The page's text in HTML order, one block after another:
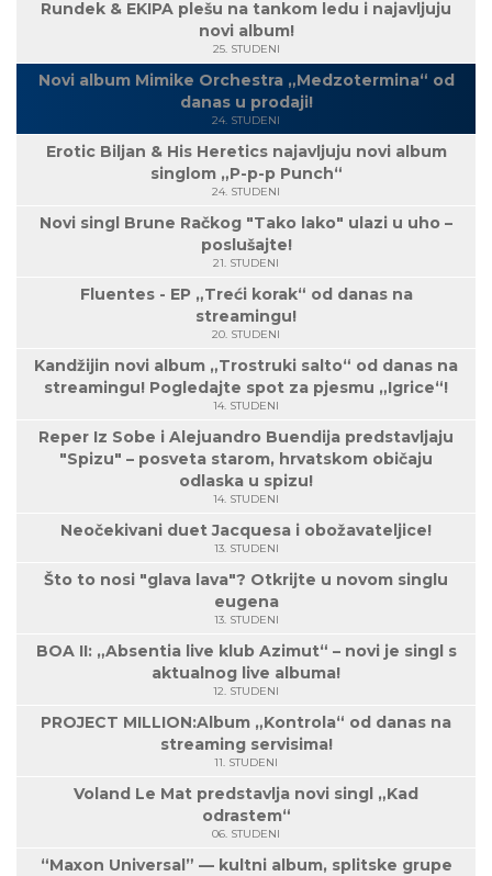
Rundek & EKIPA plešu na tankom ledu i najavljuju
novi album!
25. STUDENI
Novi album Mimike Orchestra „Medzotermina“ od
danas u prodaji!
24. STUDENI
Erotic Biljan & His Heretics najavljuju novi album
singlom „P-p-p Punch“
24. STUDENI
Novi singl Brune Račkog "Tako lako" ulazi u uho –
poslušajte!
21. STUDENI
Fluentes - EP „Treći korak“ od danas na
streamingu!
20. STUDENI
Kandžijin novi album „Trostruki salto“ od danas na
streamingu! Pogledajte spot za pjesmu „Igrice“!
14. STUDENI
Reper Iz Sobe i Alejuandro Buendija predstavljaju
"Spizu" – posveta starom, hrvatskom običaju
odlaska u spizu!
14. STUDENI
Neočekivani duet Jacquesa i obožavateljice!
13. STUDENI
Što to nosi "glava lava"? Otkrijte u novom singlu
eugena
13. STUDENI
BOA II: „Absentia live klub Azimut“ – novi je singl s
aktualnog live albuma!
12. STUDENI
PROJECT MILLION:Album „Kontrola“ od danas na
streaming servisima!
11. STUDENI
Voland Le Mat predstavlja novi singl „Kad
odrastem“
06. STUDENI
“Maxon Universal” — kultni album, splitske grupe